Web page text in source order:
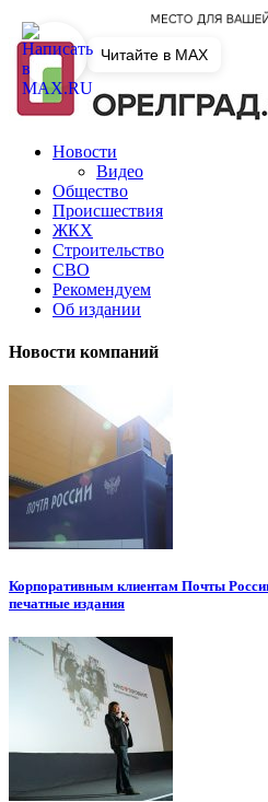
Новости
Видео
Общество
Происшествия
ЖКХ
Строительство
СВО
Рекомендуем
Об издании
Новости компаний
Корпоративным клиентам Почты
печатные издания
Читайте в MAX